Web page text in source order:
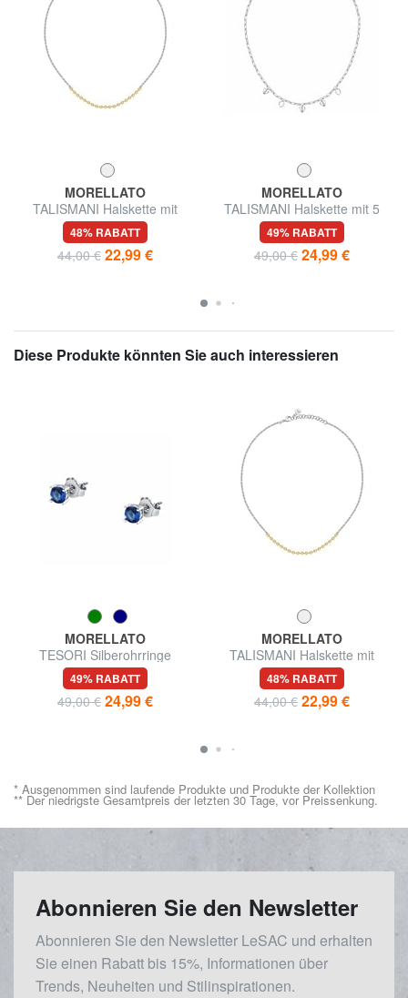
MORELLATO
TALISMANI Halskette mit
zweifarbigen Stahlkugeln
48% RABATT
44,00 € 22,99 €
MORELLATO
TALISMANI Halskette mit 5
kleinen Herzen
49% RABATT
49,00 € 24,99 €
Diese Produkte könnten Sie auch interessieren
MORELLATO
TESORI Silberohrringe
49% RABATT
49,00 € 24,99 €
MORELLATO
TALISMANI Halskette mit
zweifarbigen Stahlkugeln
48% RABATT
44,00 € 22,99 €
* Ausgenommen sind laufende Produkte und Produkte der Kollektion
** Der niedrigste Gesamtpreis der letzten 30 Tage, vor Preissenkung.
Abonnieren Sie den Newsletter
Abonnieren Sie den Newsletter LeSAC und erhalten
Sie einen Rabatt bis 15%, Informationen über
Trends, Neuheiten und Stilinspirationen.